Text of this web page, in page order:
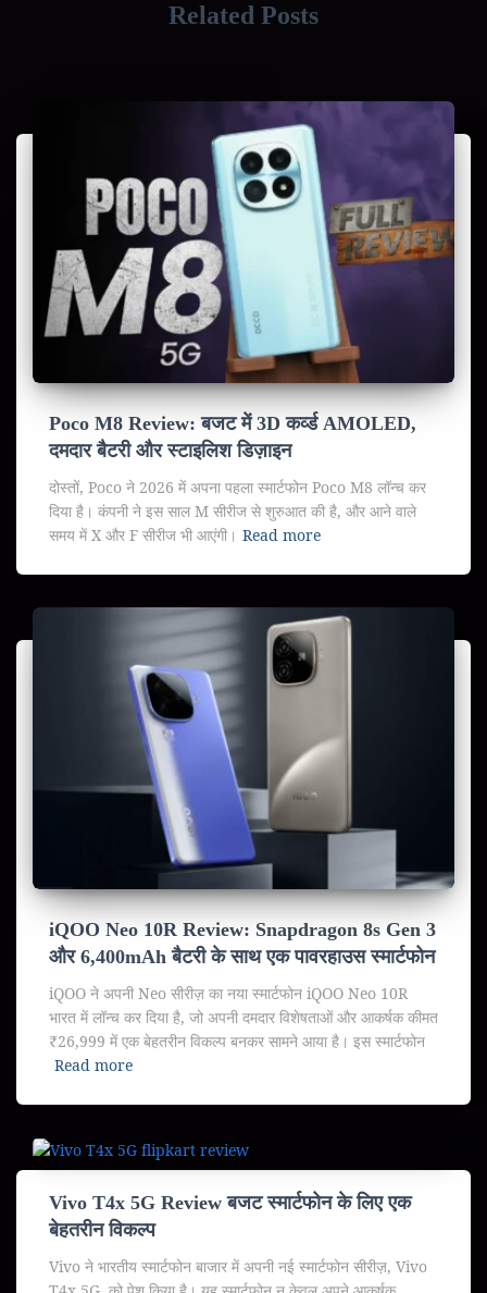
Related Posts
Poco M8 Review: बजट में 3D कर्व्ड AMOLED,
दमदार बैटरी और स्टाइलिश डिज़ाइन
दोस्तों, Poco ने 2026 में अपना पहला स्मार्टफोन Poco M8 लॉन्च कर
दिया है। कंपनी ने इस साल M सीरीज से शुरुआत की है, और आने वाले
समय में X और F सीरीज भी आएंगी। Read more
iQOO Neo 10R Review: Snapdragon 8s Gen 3
और 6,400mAh बैटरी के साथ एक पावरहाउस स्मार्टफोन
iQOO ने अपनी Neo सीरीज़ का नया स्मार्टफोन iQOO Neo 10R
भारत में लॉन्च कर दिया है, जो अपनी दमदार विशेषताओं और आकर्षक कीमत
₹26,999 में एक बेहतरीन विकल्प बनकर सामने आया है। इस स्मार्टफोन
Read more
Vivo T4x 5G Review बजट स्मार्टफोन के लिए एक
बेहतरीन विकल्प
Vivo ने भारतीय स्मार्टफोन बाजार में अपनी नई स्मार्टफोन सीरीज़, Vivo